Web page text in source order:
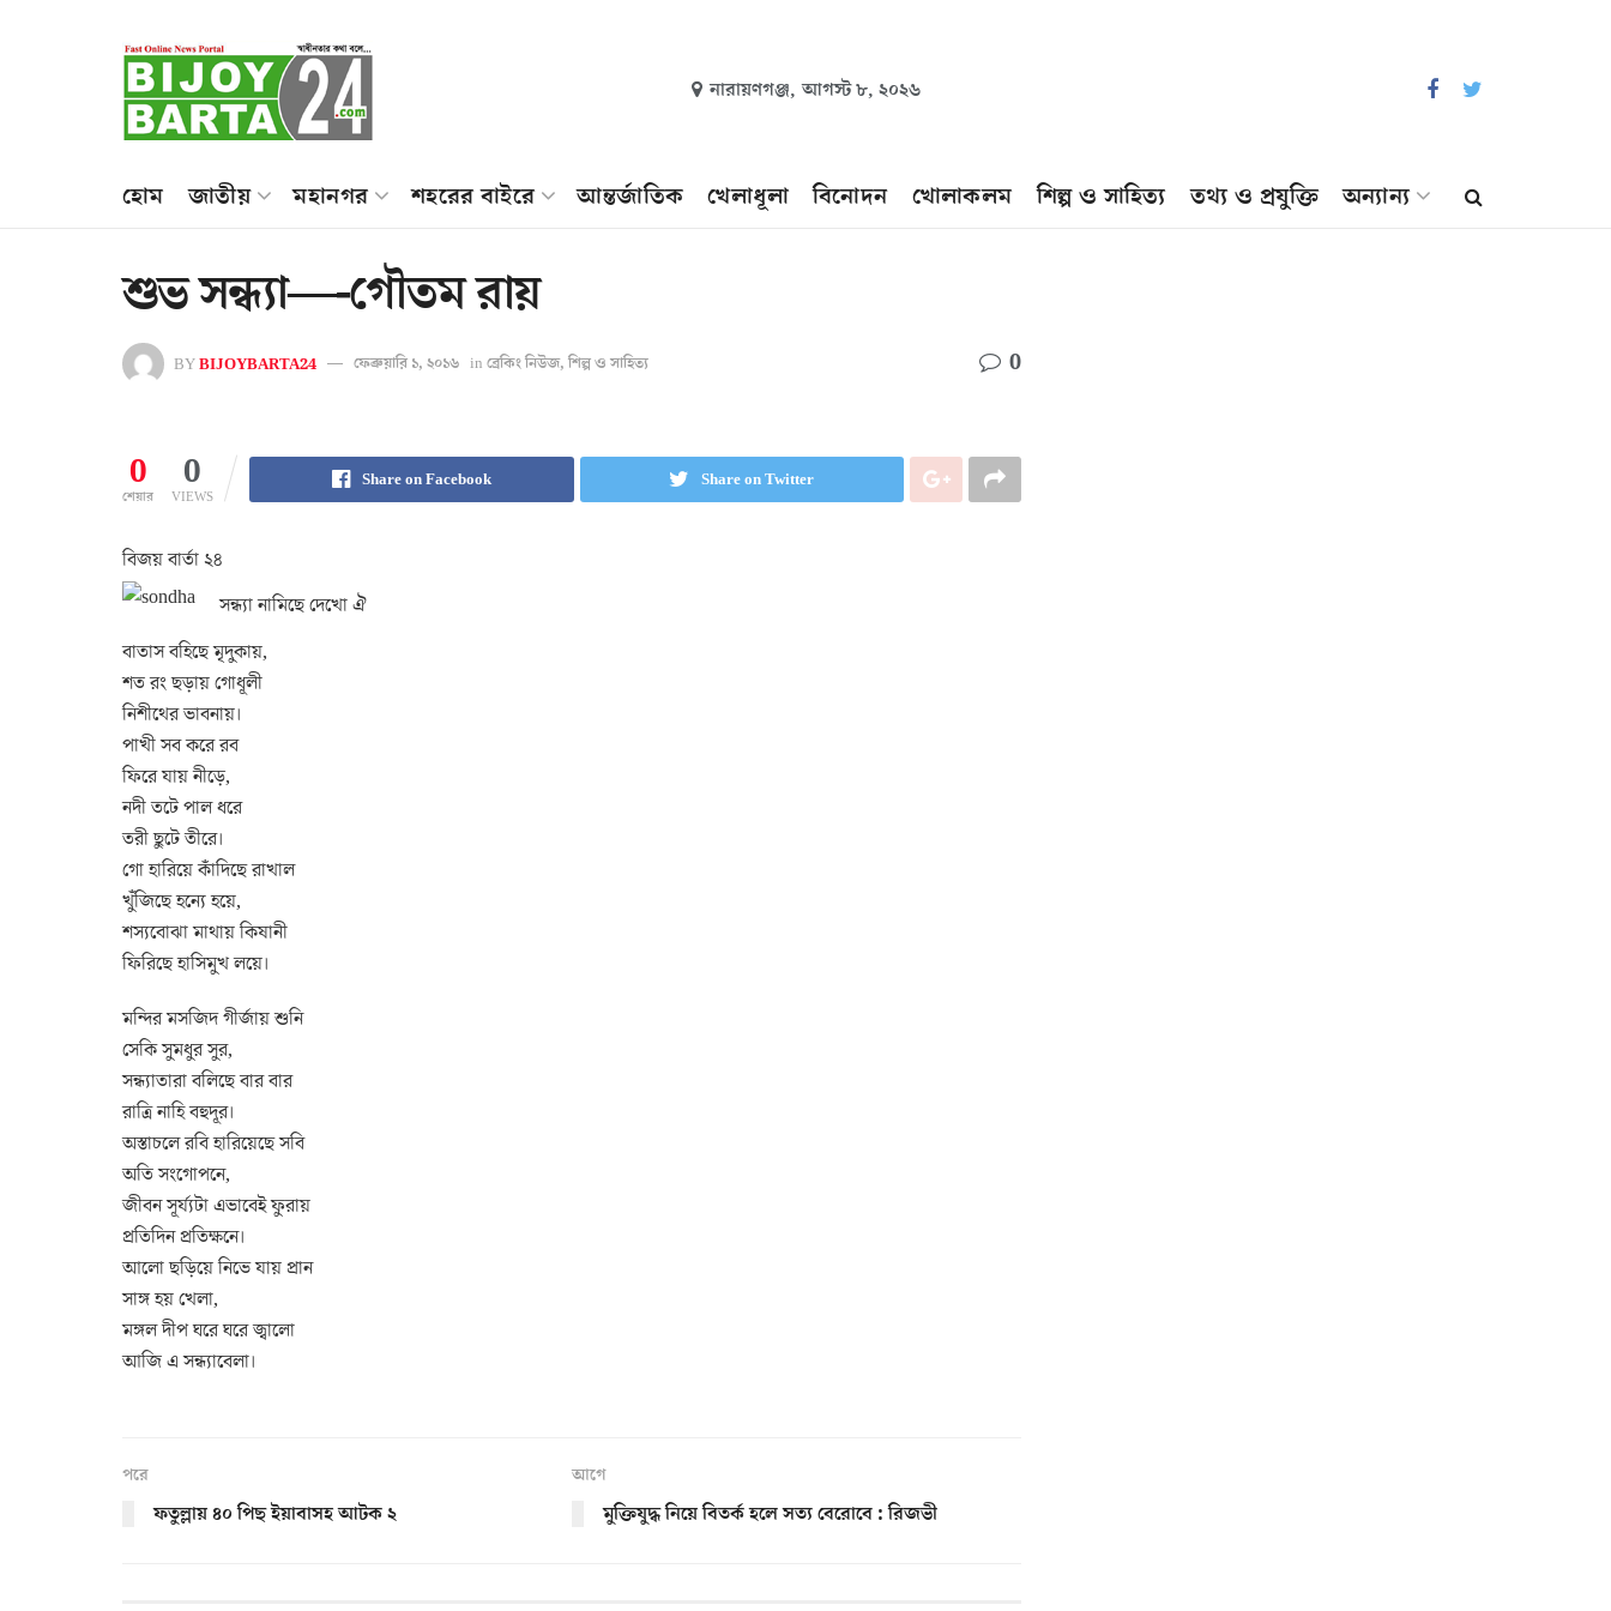
নারায়ণগঞ্জ, আগস্ট ৮, ২০২৬
হোম জাতীয় মহানগর শহরের বাইরে আন্তর্জাতিক খেলাধূলা বিনোদন খোলাকলম শিল্প ও সাহিত্য তথ্য ও প্রযুক্তি অন্যান্য
শুভ সন্ধ্যা—-গৌতম রায়
BYBIJOYBARTA24 ফেব্রুয়ারি ১, ২০১৬ in ব্রেকিং নিউজ, শিল্প ও সাহিত্য 0
0
শেয়ার
0
VIEWS
Share on Facebook Share on Twitter
বিজয় বার্তা ২৪
সন্ধ্যা নামিছে দেখো ঐ
বাতাস বহিছে মৃদুকায়,
শত রং ছড়ায় গোধূলী
নিশীথের ভাবনায়।
পাখী সব করে রব
ফিরে যায় নীড়ে,
নদী তটে পাল ধরে
তরী ছুটে তীরে।
গো হারিয়ে কাঁদিছে রাখাল
খুঁজিছে হন্যে হয়ে,
শস্যবোঝা মাথায় কিষানী
ফিরিছে হাসিমুখ লয়ে।
মন্দির মসজিদ গীর্জায় শুনি
সেকি সুমধুর সুর,
সন্ধ্যাতারা বলিছে বার বার
রাত্রি নাহি বহুদূর।
অস্তাচলে রবি হারিয়েছে সবি
অতি সংগোপনে,
জীবন সূর্য্যটা এভাবেই ফুরায়
প্রতিদিন প্রতিক্ষনে।
আলো ছড়িয়ে নিভে যায় প্রান
সাঙ্গ হয় খেলা,
মঙ্গল দীপ ঘরে ঘরে জ্বালো
আজি এ সন্ধ্যাবেলা।
পরে
ফতুল্লায় ৪০ পিছ ইয়াবাসহ আটক ২
আগে
মুক্তিযুদ্ধ নিয়ে বিতর্ক হলে সত্য বেরোবে : রিজভী